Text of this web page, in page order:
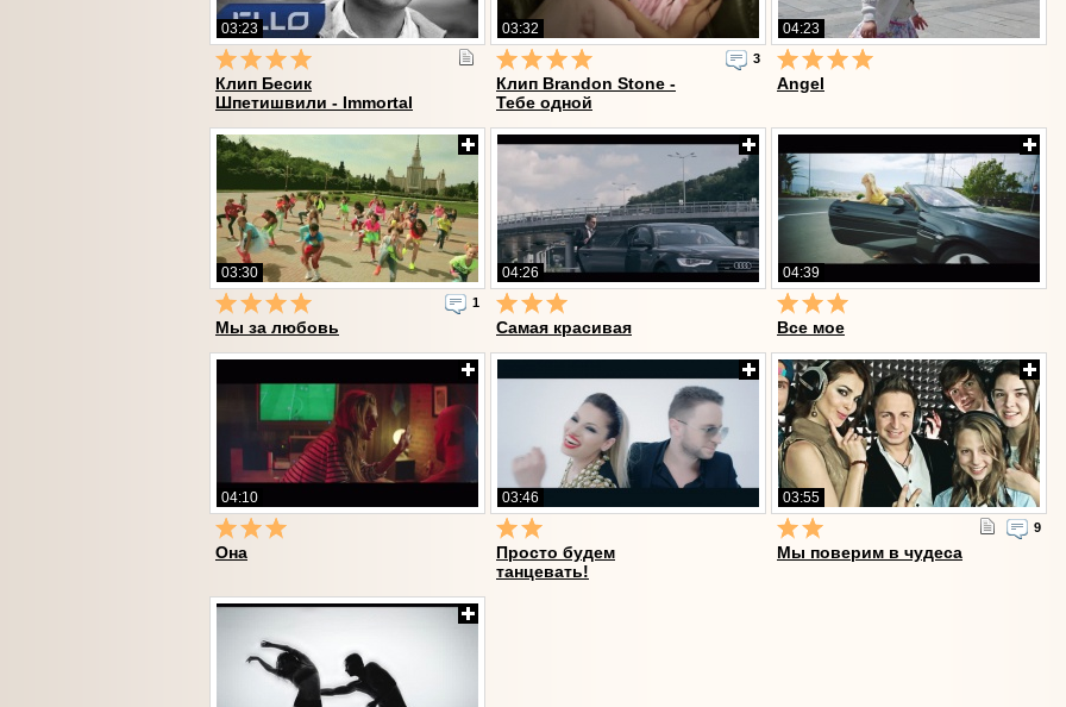
03:23
Клип Бесик
Шпетишвили - Immortal
03:32
3
Клип Brandon Stone -
Тебе одной
04:23
Angel
03:30
1
Мы за любовь
04:26
Самая красивая
04:39
Все мое
04:10
Она
03:46
Просто будем
танцевать!
03:55
9
Мы поверим в чудеса